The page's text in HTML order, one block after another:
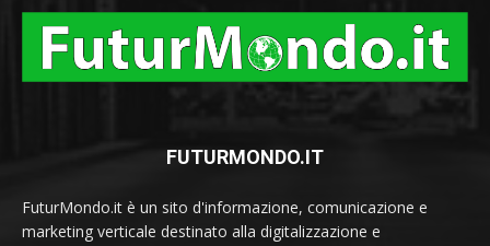
FUTURMONDO.IT
FuturMondo.it è un sito d'informazione, comunicazione e
marketing verticale destinato alla digitalizzazione e